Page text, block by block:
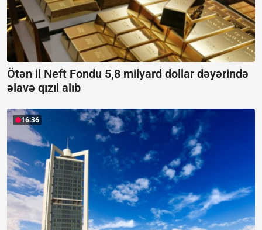
Ötən il Neft Fondu 5,8 milyard dollar dəyərində
əlavə qızıl alıb
16:36